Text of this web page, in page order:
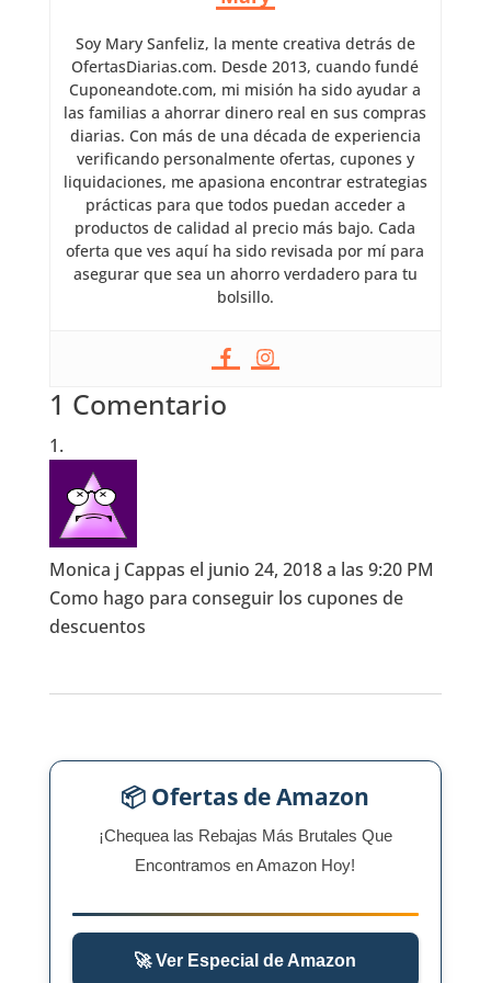
Soy Mary Sanfeliz, la mente creativa detrás de
OfertasDiarias.com. Desde 2013, cuando fundé
Cuponeandote.com, mi misión ha sido ayudar a
las familias a ahorrar dinero real en sus compras
diarias. Con más de una década de experiencia
verificando personalmente ofertas, cupones y
liquidaciones, me apasiona encontrar estrategias
prácticas para que todos puedan acceder a
productos de calidad al precio más bajo. Cada
oferta que ves aquí ha sido revisada por mí para
asegurar que sea un ahorro verdadero para tu
bolsillo.
1 Comentario
Monica j Cappas el junio 24, 2018 a las 9:20 PM
Como hago para conseguir los cupones de
descuentos
📦 Ofertas de Amazon
¡Chequea las Rebajas Más Brutales Que
Encontramos en Amazon Hoy!
🚀 Ver Especial de Amazon